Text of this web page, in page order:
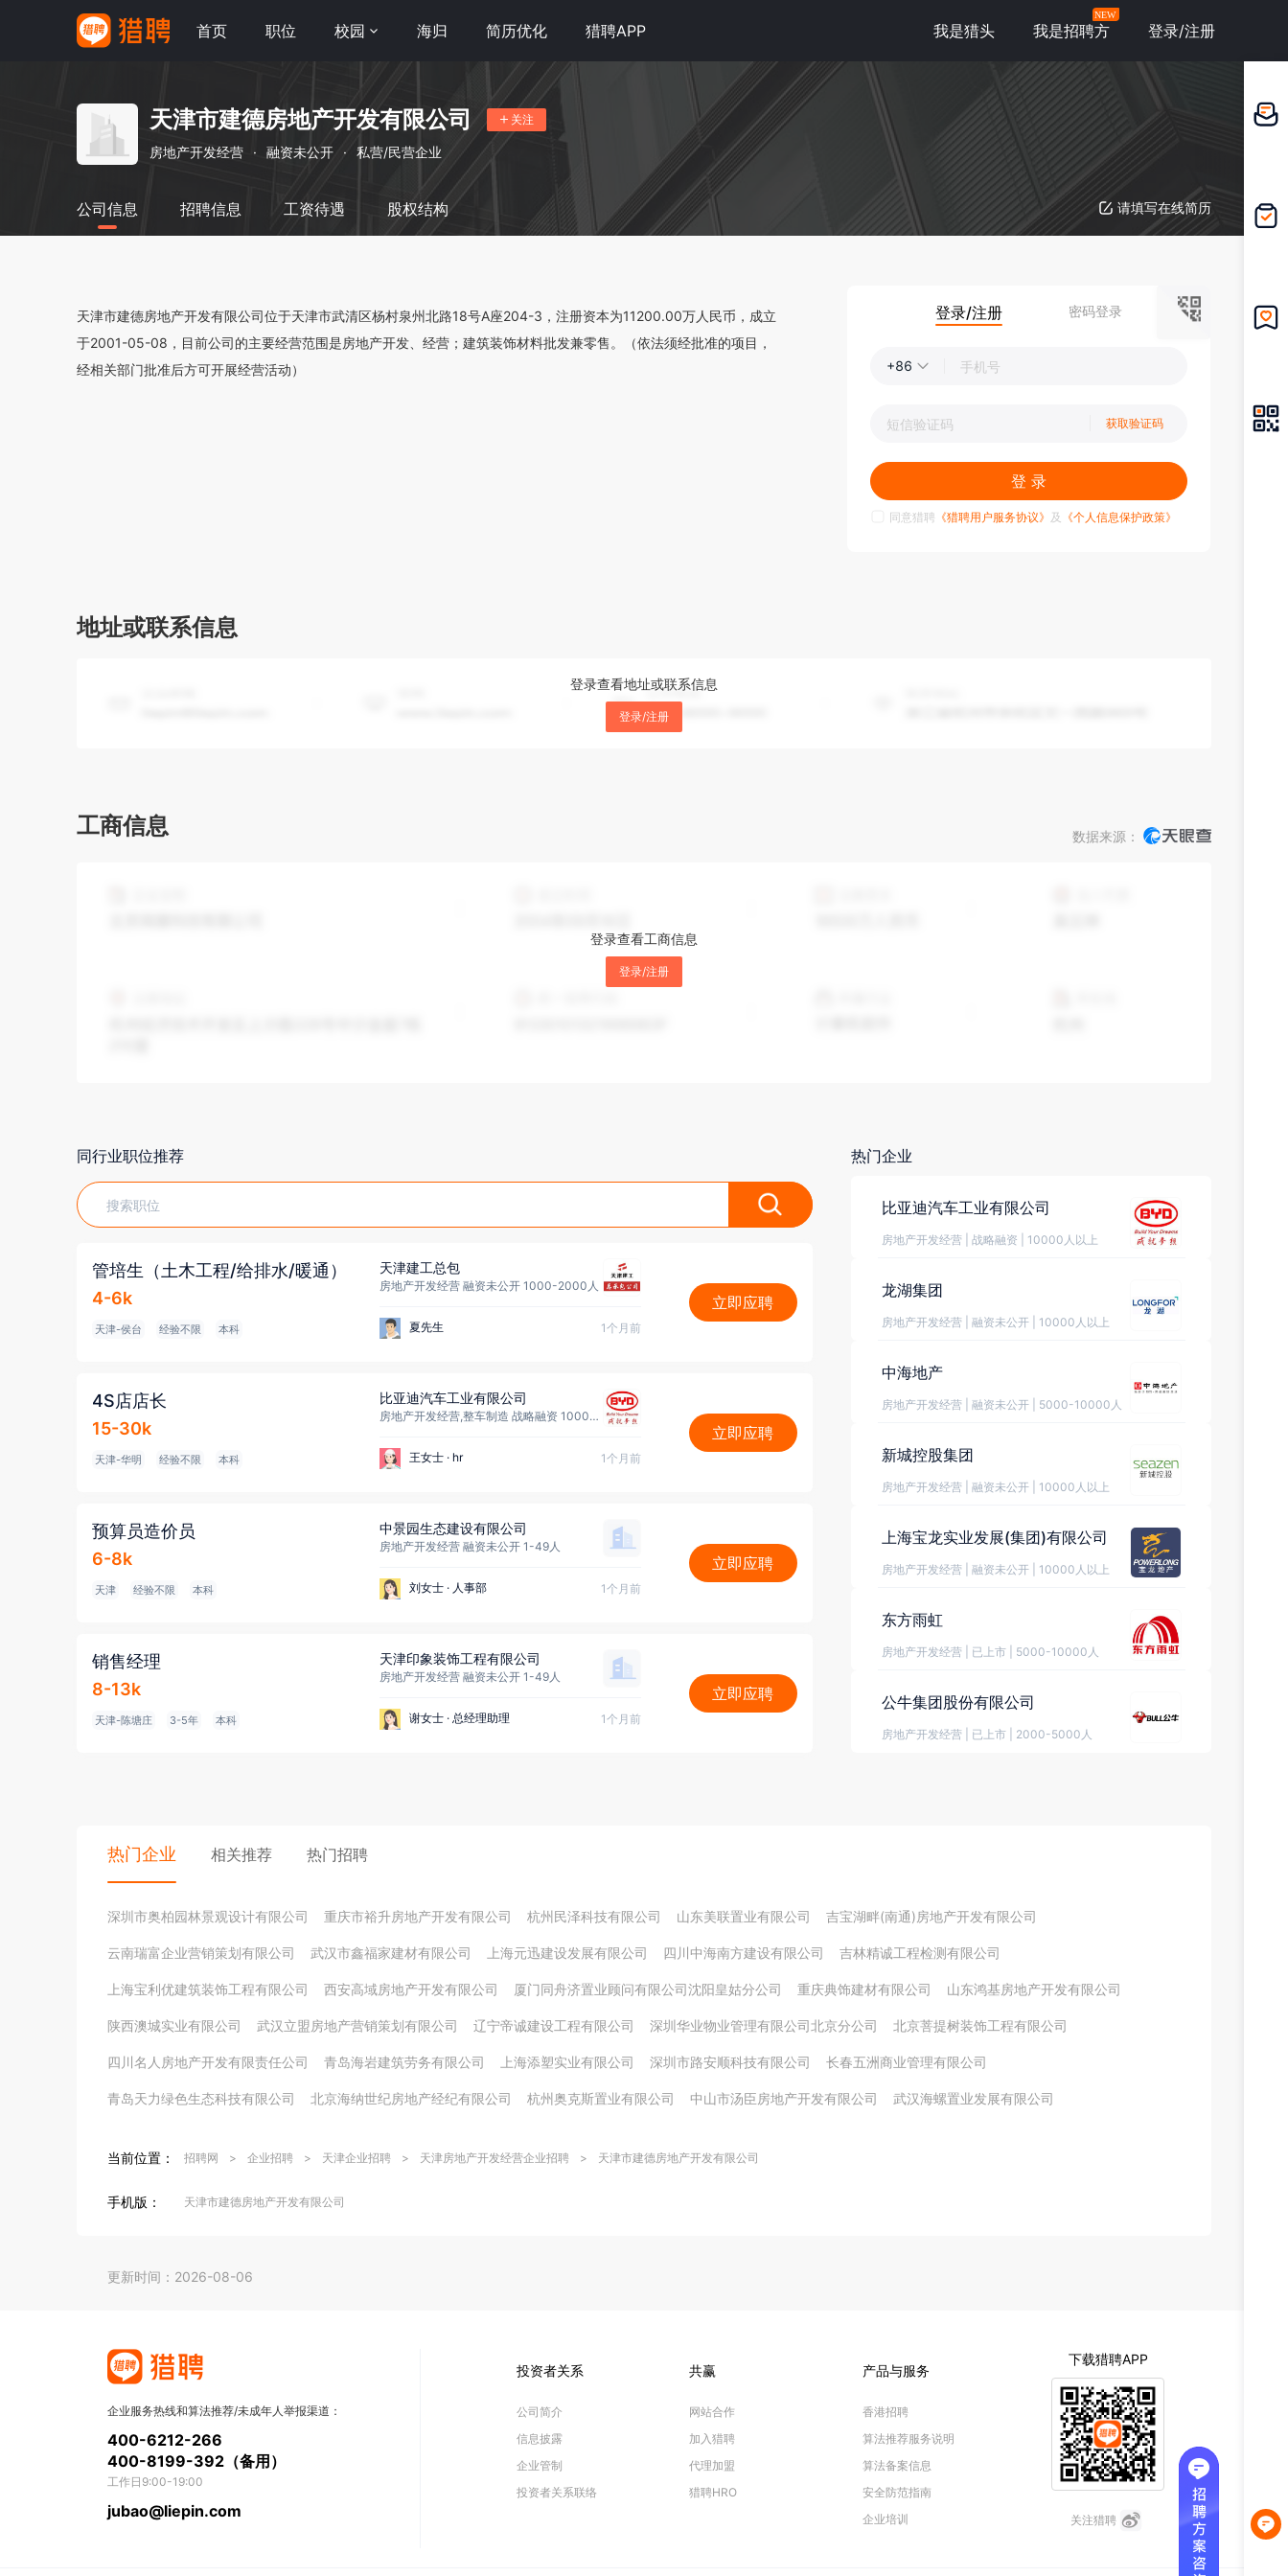
首页 职位 校园 海归 简历优化 猎聘APP 我是猎头 我是招聘方
NEW
登录/注册
天津市建德房地产开发有限公司 关注
房地产开发经营 · 融资未公开 · 私营/民营企业
公司信息 招聘信息 工资待遇 股权结构 请填写在线简历
登录/注册 密码登录
+86
获取验证码
登 录
同意猎聘 《猎聘用户服务协议》 及 《个人信息保护政策》
天津市建德房地产开发有限公司位于天津市武清区杨村泉州北路18号A座204-3，注册资本为11200.00万人民币，成立
于2001-05-08，目前公司的主要经营范围是房地产开发、经营；建筑装饰材料批发兼零售。（依法须经批准的项目，
经相关部门批准后方可开展经营活动）
地址或联系信息
登录查看地址或联系信息
登录/注册
工商信息 数据来源：
登录查看工商信息
登录/注册
同行业职位推荐
管培生（土木工程/给排水/暖通）
4-6k
天津-侯台 经验不限 本科
天津建工总包
房地产开发经营 融资未公开 1000-2000人
夏先生 1个月前
立即应聘
4S店店长
15-30k
天津-华明 经验不限 本科
比亚迪汽车工业有限公司
房地产开发经营,整车制造 战略融资 10000人以上
王女士 ·hr 1个月前
立即应聘
预算员造价员
6-8k
天津 经验不限 本科
中景园生态建设有限公司
房地产开发经营 融资未公开 1-49人
刘女士 ·人事部 1个月前
立即应聘
销售经理
8-13k
天津-陈塘庄 3-5年 本科
天津印象装饰工程有限公司
房地产开发经营 融资未公开 1-49人
谢女士 ·总经理助理 1个月前
立即应聘
热门企业
比亚迪汽车工业有限公司
房地产开发经营 战略融资 10000人以上
龙湖集团
房地产开发经营 融资未公开 10000人以上
中海地产
房地产开发经营 融资未公开 5000-10000人
新城控股集团
房地产开发经营 融资未公开 10000人以上
上海宝龙实业发展(集团)有限公司
房地产开发经营 融资未公开 10000人以上
东方雨虹
房地产开发经营 已上市 5000-10000人
公牛集团股份有限公司
房地产开发经营 已上市 2000-5000人
热门企业 相关推荐 热门招聘
深圳市奥柏园林景观设计有限公司 重庆市裕升房地产开发有限公司 杭州民泽科技有限公司 山东美联置业有限公司 吉宝湖畔(南通)房地产开发有限公司
云南瑞富企业营销策划有限公司 武汉市鑫福家建材有限公司 上海元迅建设发展有限公司 四川中海南方建设有限公司 吉林精诚工程检测有限公司
上海宝利优建筑装饰工程有限公司 西安高域房地产开发有限公司 厦门同舟济置业顾问有限公司沈阳皇姑分公司 重庆典饰建材有限公司 山东鸿基房地产开发有限公司
陕西澳城实业有限公司 武汉立盟房地产营销策划有限公司 辽宁帝诚建设工程有限公司 深圳华业物业管理有限公司北京分公司 北京菩提树装饰工程有限公司
四川名人房地产开发有限责任公司 青岛海岩建筑劳务有限公司 上海添塑实业有限公司 深圳市路安顺科技有限公司 长春五洲商业管理有限公司
青岛天力绿色生态科技有限公司 北京海纳世纪房地产经纪有限公司 杭州奥克斯置业有限公司 中山市汤臣房地产开发有限公司 武汉海螺置业发展有限公司
当前位置： 招聘网 > 企业招聘 > 天津企业招聘 > 天津房地产开发经营企业招聘 > 天津市建德房地产开发有限公司
手机版： 天津市建德房地产开发有限公司
更新时间：2026-08-06